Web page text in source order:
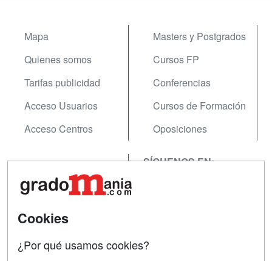
Mapa
Quienes somos
Tarifas publicidad
Acceso Usuarios
Acceso Centros
Masters y Postgrados
Cursos FP
Conferencias
Cursos de Formación
Oposiciones
Contactar
Confidencialidad
Aviso legal
SÍGUENOS EN:
Cookies
¿Por qué usamos cookies?